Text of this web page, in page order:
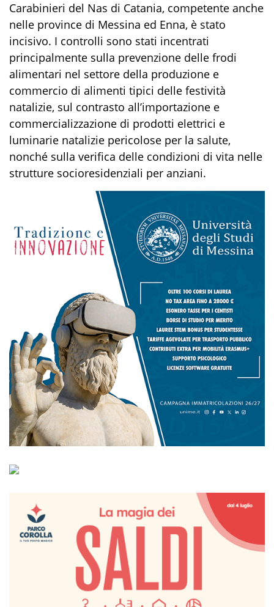
Carabinieri del Nas di Catania, competente anche
nelle province di Messina ed Enna, è stato
incisivo. I controlli sono stati incentrati
principalmente sulla prevenzione delle frodi
alimentari nel settore della produzione e
commercio di alimenti tipici delle festività
natalizie, sul contrasto all’importazione e
commercializzazione di prodotti elettrici e
luminarie natalizie pericolose per la salute,
nonché sulla verifica delle condizioni di vita nelle
strutture socioresidenziali per anziani.